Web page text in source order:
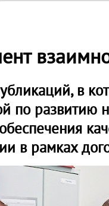
в
по развитию
в рамках